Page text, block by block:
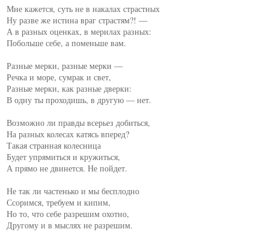
Мне кажется, суть не в накалах страстных
Ну разве же истина враг страстям?! —
А в разных оценках, в мерилах разных:
Побольше себе, а поменьше вам.
Разные мерки, разные мерки —
Речка и море, сумрак и свет,
Разные мерки, как разные дверки:
В одну ты проходишь, в другую — нет.
Возможно ли правды всерьез добиться,
На разных колесах катясь вперед?
Такая странная колесница
Будет упрямиться и кружиться,
А прямо не двинется. Не пойдет.
Не так ли частенько и мы бесплодно
Ссоримся, требуем и кипим,
Но то, что себе разрешим охотно,
Другому и в мыслях не разрешим.